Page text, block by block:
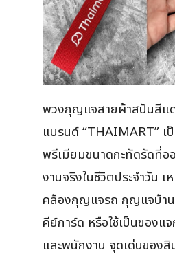
พวงกุญแจสายผ้าสปันสีแ
แบรนด์ “THAIMART” เ
พรีเมียมขนาดกะทัดรัดที่อ
งานจริงในชีวิตประจำวัน เ
คล้องกุญแจรถ กุญแจบ้
คีย์การ์ด หรือใช้เป็นของแ
และพนักงาน จุดเด่นของ